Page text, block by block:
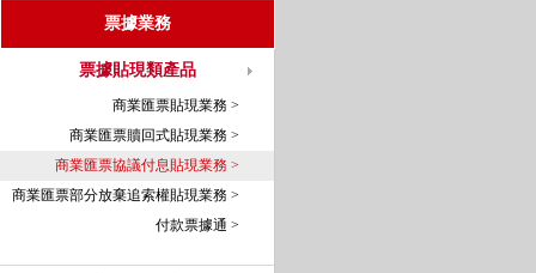
票據業務
票據貼現類產品
商業匯票貼現業務 >
商業匯票贖回式貼現業務 >
商業匯票協議付息貼現業務 >
商業匯票部分放棄追索權貼現業務 >
付款票據通 >